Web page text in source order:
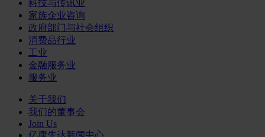
科技与传讯业
家族企业咨询
政府部门与社会组织
消费品行业
工业
金融服务业
服务业
关于我们
我们的董事会
Join Us
亿康先达新闻中心